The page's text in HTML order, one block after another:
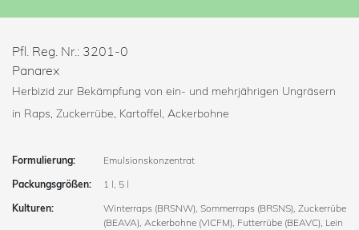
Pfl. Reg. Nr.: 3201-0
Panarex
Herbizid zur Bekämpfung von ein- und mehrjährigen Ungräsern
in Raps, Zuckerrübe, Kartoffel, Ackerbohne
Formulierung:
Emulsionskonzentrat
Packungsgrößen:
1 l, 5 l
Kulturen:
Winterraps (BRSNW), Sommerraps (BRSNS), Zuckerrübe
(BEAVA), Ackerbohne (VICFM), Futterrübe (BEAVC), Lein